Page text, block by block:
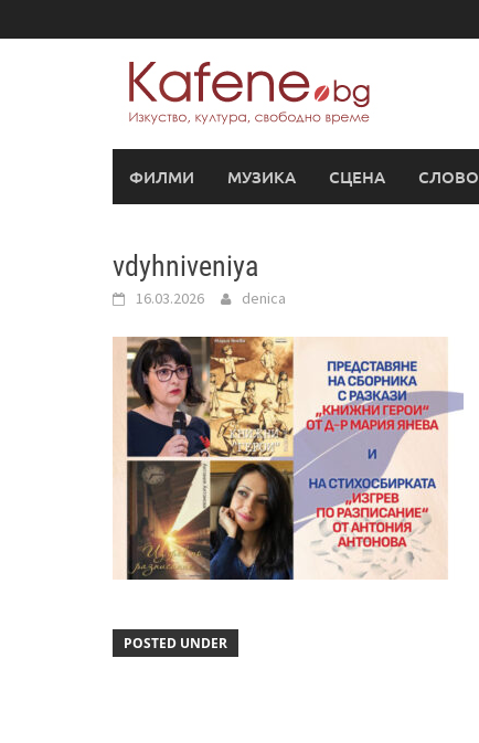
to
ФИЛМИ МУЗИКА СЦЕНА СЛОВО
vdyhniveniya
16.03.2026 denica
POSTED UNDER